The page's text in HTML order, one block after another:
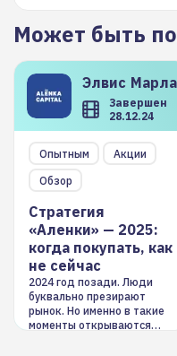
Может быть
Элвис
Завершен
28.12.24
Опытным
Акции
Обзор
Стратегия
«Аленки» — 2025:
когда покупать, как
не сейчас
2024 год позади. Люди
буквально презирают
рынок. Но именно в такие
моменты открываются